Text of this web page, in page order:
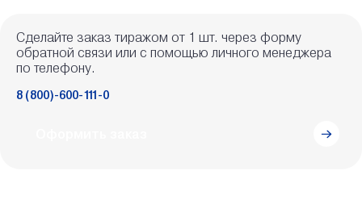
Сделайте заказ тиражом от 1 шт. через форму
обратной связи или с помощью личного менеджера
по телефону.
8 (800)-600-111-0